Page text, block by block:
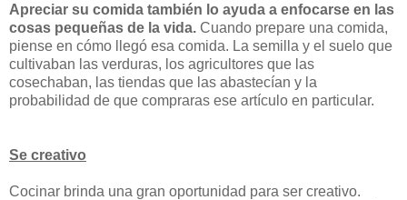
Apreciar su comida también lo ayuda a enfocarse en las
cosas pequeñas de la vida. Cuando prepare una comida,
piense en cómo llegó esa comida. La semilla y el suelo que
cultivaban las verduras, los agricultores que las
cosechaban, las tiendas que las abastecían y la
probabilidad de que compraras ese artículo en particular.
Se creativo
Cocinar brinda una gran oportunidad para ser creativo.